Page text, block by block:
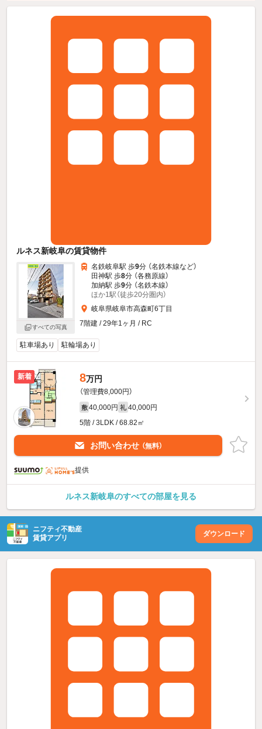
ルネス新岐阜の賃貸物件
すべての写真
名鉄岐阜駅 歩9分 （名鉄本線など）
田神駅 歩8分 （各務原線）
加納駅 歩9分 （名鉄本線）
ほか1駅（徒歩20分圏内）
岐阜県岐阜市高森町6丁目
7階建 / 29年1ヶ月 / RC
駐車場あり 駐輪場あり
新着 8万円
（管理費8,000円）
敷 40,000円 礼 40,000円
5階 / 3LDK / 68.82㎡
お問い合わせ （無料）
提供
ルネス新岐阜のすべての部屋を見る
ニフティ不動産
賃貸アプリ
ダウンロード